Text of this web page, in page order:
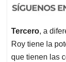
Tercero, a
Roy tiene la
que tienen las